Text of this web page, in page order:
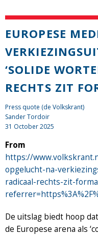
EUROPESE
‘SOLIDE
RECHTS ZIT
Press quote (de Volkskrant)
Sander Tordoir
31 October 2025
From
https://
opgelucht-na-
radicaal-rechts-zit-
De uitslag biedt hoop
de Europese arena als